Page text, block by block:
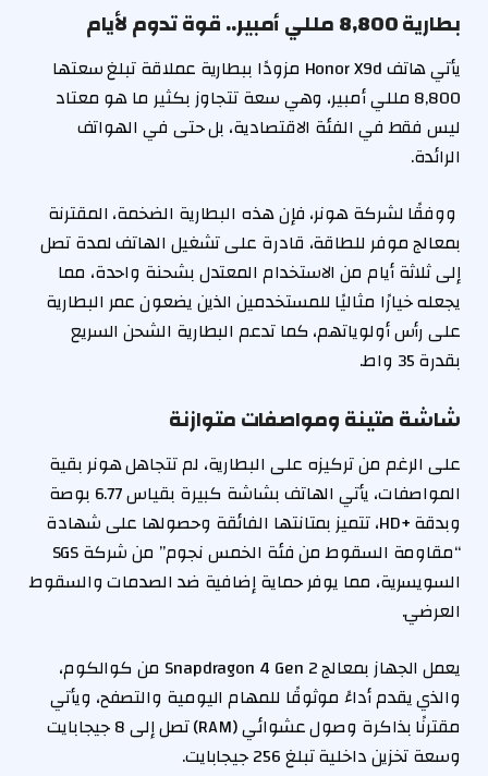
بطارية 8,800 مللي أمبير.. قوة تدوم لأيام
يأتي هاتف Honor X9d مزودًا ببطارية عملاقة تبلغ سعتها
8,800 مللي أمبير، وهي سعة تتجاوز بكثير ما هو معتاد
ليس فقط في الفئة الاقتصادية، بل حتى في الهواتف
الرائدة.
ووفقًا لشركة هونر، فإن هذه البطارية الضخمة، المقترنة
بمعالج موفر للطاقة، قادرة على تشغيل الهاتف لمدة تصل
إلى ثلاثة أيام من الاستخدام المعتدل بشحنة واحدة، مما
يجعله خيارًا مثاليًا للمستخدمين الذين يضعون عمر البطارية
على رأس أولوياتهم، كما تدعم البطارية الشحن السريع
بقدرة 35 واط.
شاشة متينة ومواصفات متوازنة
على الرغم من تركيزه على البطارية، لم تتجاهل هونر بقية
المواصفات، يأتي الهاتف بشاشة كبيرة بقياس 6.77 بوصة
وبدقة +HD، تتميز بمتانتها الفائقة وحصولها على شهادة
“مقاومة السقوط من فئة الخمس نجوم” من شركة SGS
السويسرية، مما يوفر حماية إضافية ضد الصدمات والسقوط
العرضي.
يعمل الجهاز بمعالج Snapdragon 4 Gen 2 من كوالكوم،
والذي يقدم أداءً موثوقًا للمهام اليومية والتصفح، ويأتي
مقترنًا بذاكرة وصول عشوائي (RAM) تصل إلى 8 جيجابايت
وسعة تخزين داخلية تبلغ 256 جيجابايت.